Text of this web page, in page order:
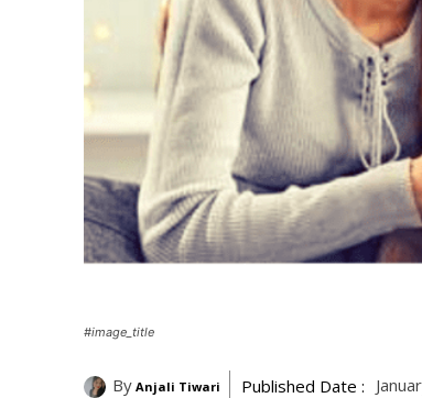
#image_title
By Anjali Tiwari Published Date :